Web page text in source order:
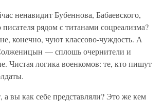
ненавидит Бубеннова, Бабаевского,
рядом с титанами соцреализма?
конечно, чуют классово-чуждость. А
— сплошь очернители и
Чистая логика военкомов: те, кто пишут
а вы как себе представляли? Это же кем